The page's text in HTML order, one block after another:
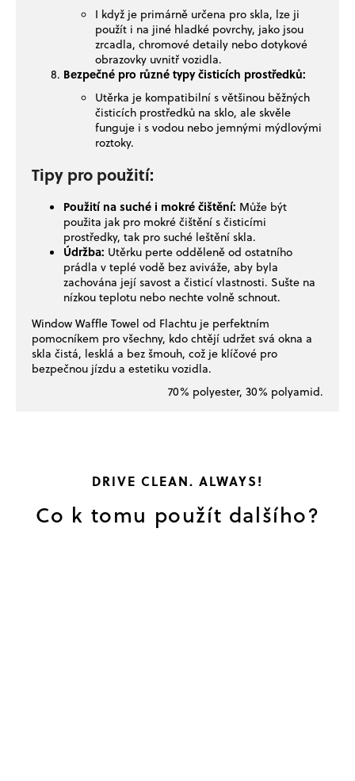
I když je primárně určena pro skla, lze ji
použít i na jiné hladké povrchy, jako jsou
zrcadla, chromové detaily nebo dotykové
obrazovky uvnitř vozidla.
Bezpečné pro různé typy čisticích prostředků:
Utěrka je kompatibilní s většinou běžných
čisticích prostředků na sklo, ale skvěle
funguje i s vodou nebo jemnými mýdlovými
roztoky.
Tipy pro použití:
Použití na suché i mokré čištění: Může být
použita jak pro mokré čištění s čisticími
prostředky, tak pro suché leštění skla.
Údržba: Utěrku perte odděleně od ostatního
prádla v teplé vodě bez aviváže, aby byla
zachována její savost a čisticí vlastnosti. Sušte na
nízkou teplotu nebo nechte volně schnout.
Window Waffle Towel od Flachtu je perfektním
pomocníkem pro všechny, kdo chtějí udržet svá okna a
skla čistá, lesklá a bez šmouh, což je klíčové pro
bezpečnou jízdu a estetiku vozidla.
70% polyester, 30% polyamid.